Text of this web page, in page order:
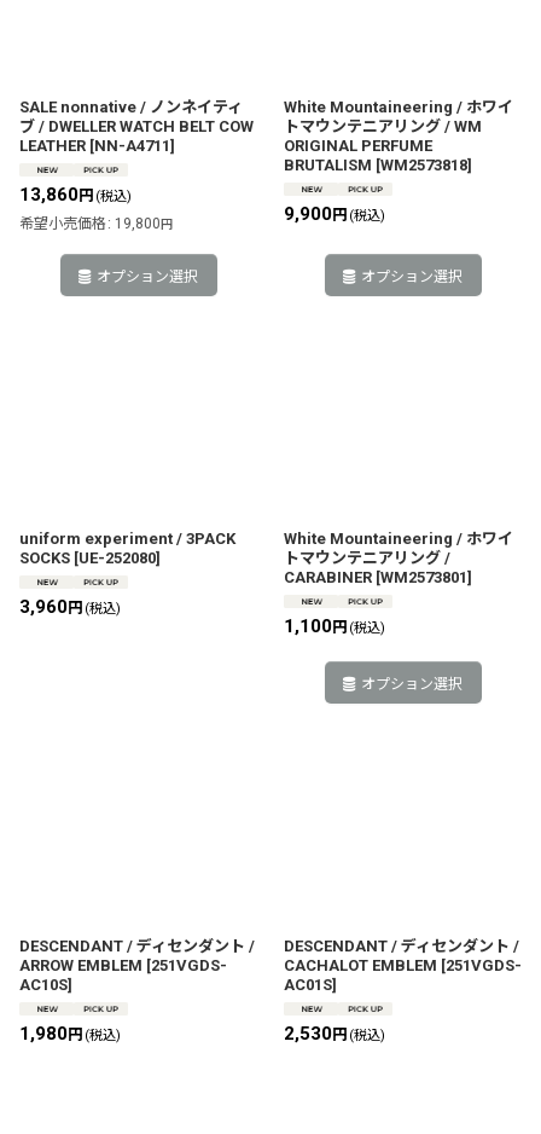
SALE nonnative / ノンネイティ
ブ / DWELLER WATCH BELT COW
LEATHER [NN-A4711]
13,860円 (税込)
希望小売価格 : 19,800円
オプション選択
White Mountaineering / ホワイ
トマウンテニアリング / WM
ORIGINAL PERFUME
BRUTALISM [WM2573818]
9,900円 (税込)
オプション選択
uniform experiment / 3PACK
SOCKS [UE-252080]
3,960円 (税込)
White Mountaineering / ホワイ
トマウンテニアリング /
CARABINER [WM2573801]
1,100円 (税込)
オプション選択
DESCENDANT / ディセンダント /
ARROW EMBLEM [251VGDS-
AC10S]
1,980円 (税込)
DESCENDANT / ディセンダント /
CACHALOT EMBLEM [251VGDS-
AC01S]
2,530円 (税込)